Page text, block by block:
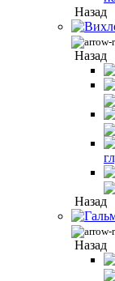
Назад
Назад
Назад
Назад